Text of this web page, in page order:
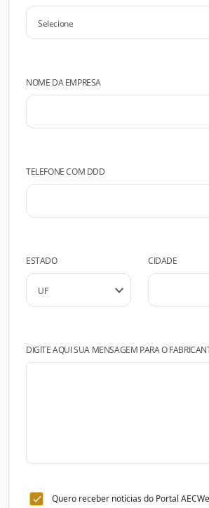
NOME DA EMPRESA
TELEFONE COM DDD
ESTADO CIDADE
DIGITE AQUI SUA MENSAGEM PARA O
Quero receber notícias do Portal